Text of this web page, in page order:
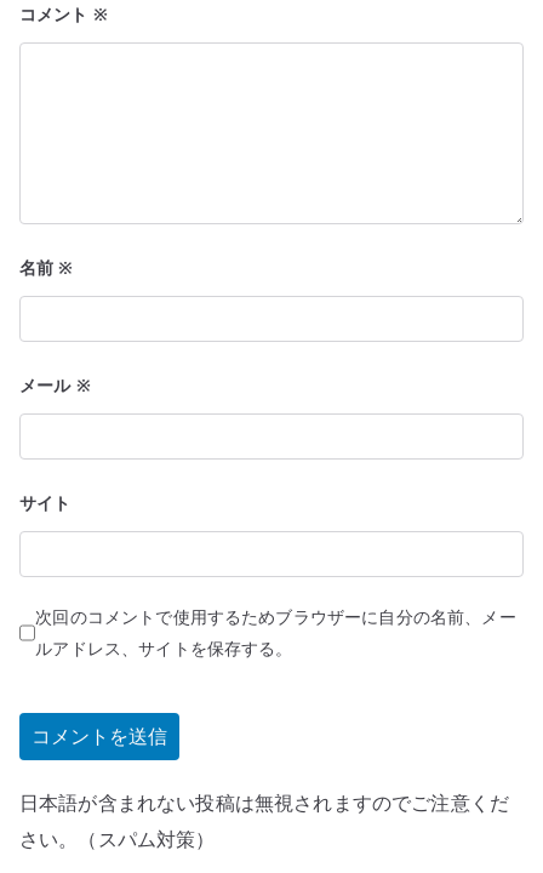
ン
コメント ※
名前※
メール ※
サイト
次回のコメントで使用するためブラウザーに自分の名前、メー
ルアドレス、サイトを保存する。
日本語が含まれない投稿は無視されますのでご注意くだ
さい。（スパム対策）